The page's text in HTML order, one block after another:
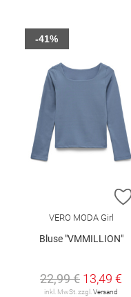
VERO MODA Girl
Bluse "VMMILLION"
22,99 € 13,49 €
inkl. MwSt. zzgl.Versand
-41%